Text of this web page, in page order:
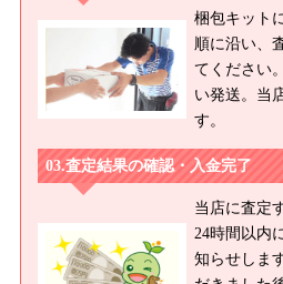
梱包キット
順に沿い、
てください
い発送。当
す。
査定結果の確認・入金完了
当店に査定
24時間以内
知らせしま